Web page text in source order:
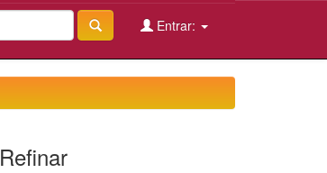
Entrar:
Refinar